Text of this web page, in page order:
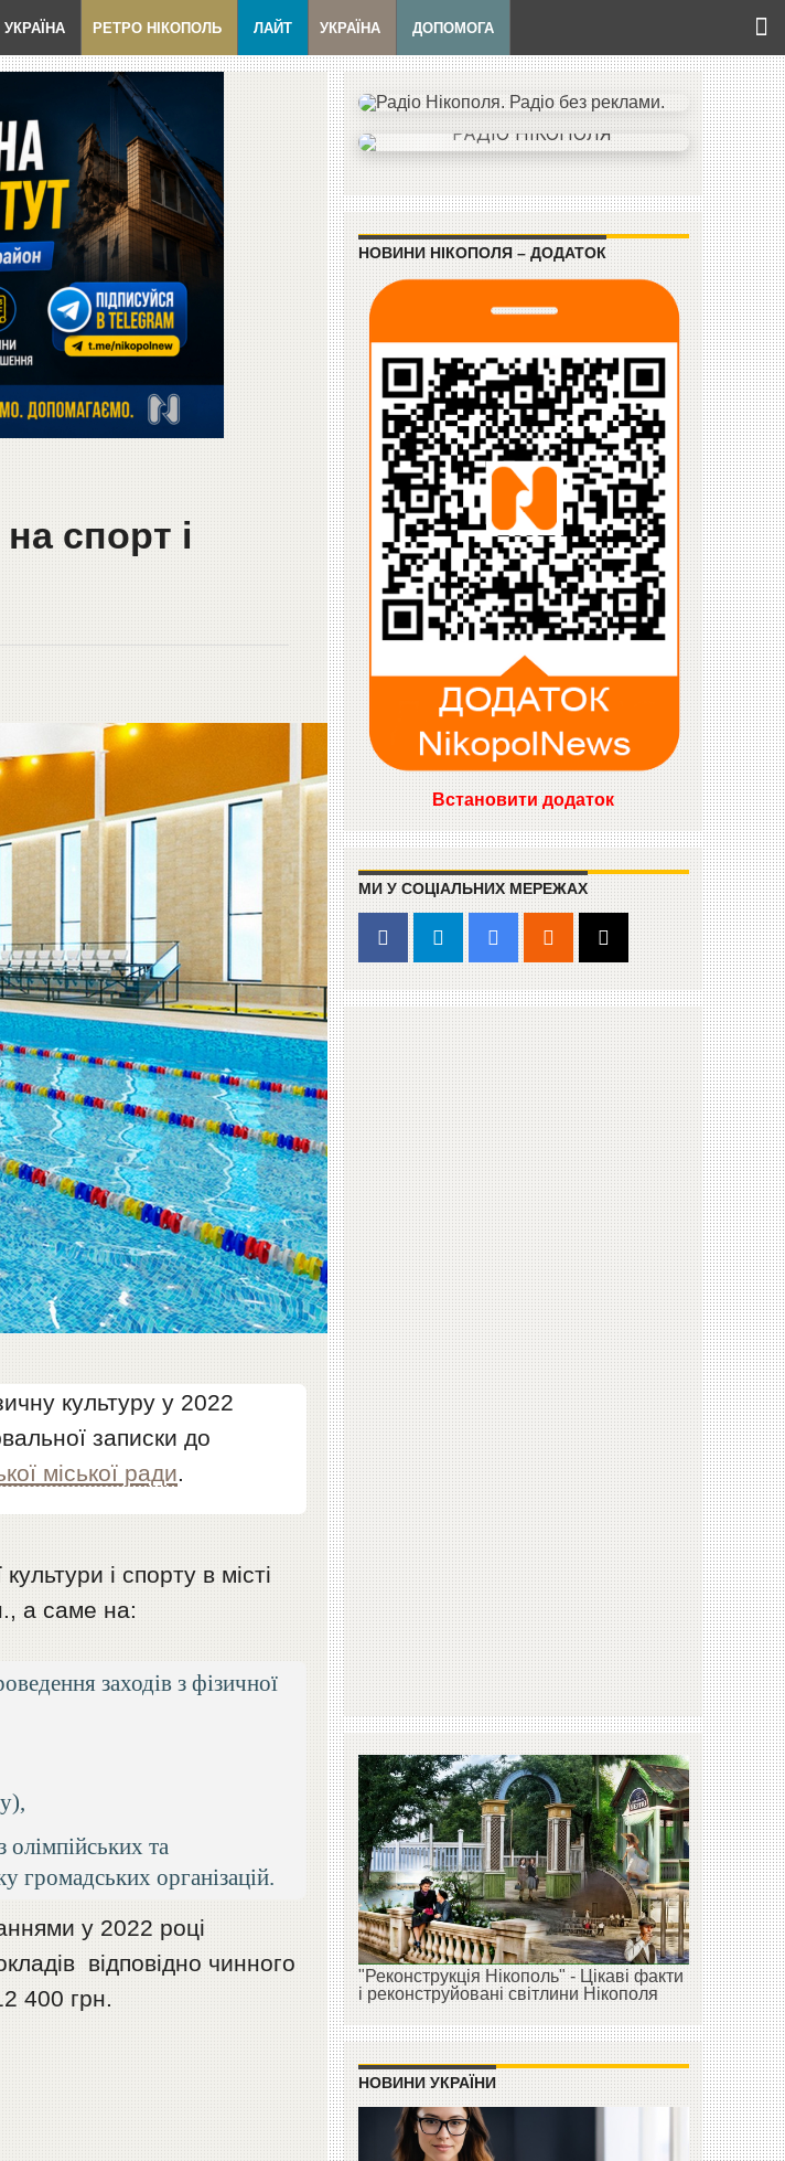
УКРАЇНА РЕТРО НІКОПОЛЬ ЛАЙТ УКРАЇНА ДОПОМОГА
спорт і
культуру у 2022
записки до
міської ради.
і спорту в місті
а саме на:
заходів з фізичної
олімпійських та
громадських організацій.
у 2022 році
відповідно чинного
400 грн.
НОВИНИ НІКОПОЛЯ – ДОДАТОК
Встановити додаток
МИ У СОЦІАЛЬНИХ МЕРЕЖАХ
"Реконструкція Нікополь" - Цікаві факти
і реконструйовані світлини Нікополя
НОВИНИ УКРАЇНИ